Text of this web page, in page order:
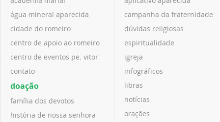
água mineral aparecida
cidade do romeiro
centro de apoio ao romeiro
centro de eventos pe. vitor
contato
doação
família dos devotos
história de nossa senhora
campanha da fraternidade
dúvidas religiosas
espiritualidade
igreja
infográficos
libras
notícias
orações